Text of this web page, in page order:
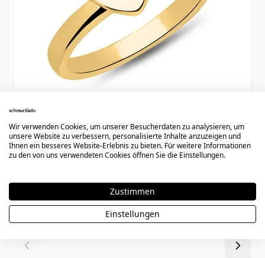
Herz Siegelring vergoldet mit Gravur -
2233
Wir verwenden Cookies, um unserer Besucherdaten zu analysieren, um
unsere Website zu verbessern, personalisierte Inhalte anzuzeigen und
Ihnen ein besseres Website-Erlebnis zu bieten. Für weitere Informationen
zu den von uns verwendeten Cookies öffnen Sie die Einstellungen.
Zustimmen
Einstellungen